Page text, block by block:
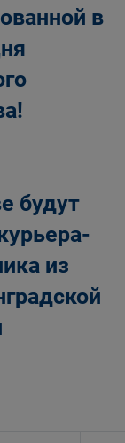
в
будут
из